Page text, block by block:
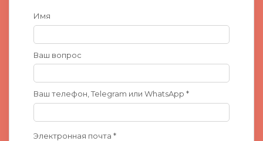
Имя
Ваш вопрос
Ваш телефон, Telegram или WhatsApp *
Электронная почта *